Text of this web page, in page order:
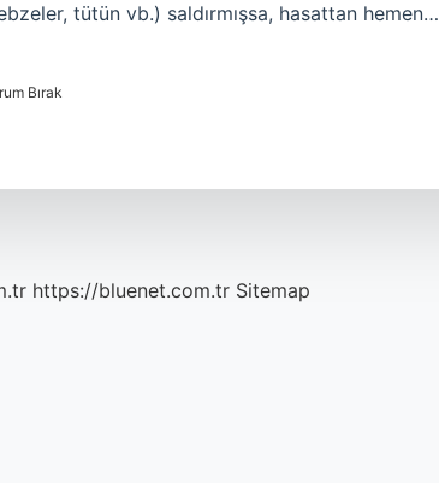
tütün vb.) saldırmışsa, hasattan hemen…
Bırak
https://bluenet.com.tr Sitemap